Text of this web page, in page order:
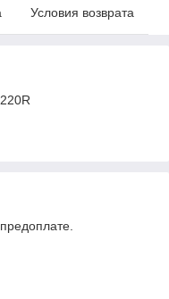
Условия возврата